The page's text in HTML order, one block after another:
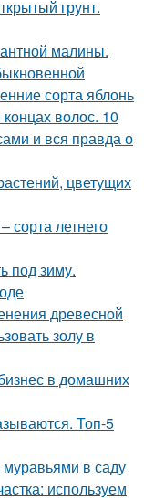
грунт.
малины.
сорта яблонь
волос. 10
и вся правда о
цветущих
сорта летнего
под зиму.
древесной
золу в
в домашних
Топ-5
в саду
используем